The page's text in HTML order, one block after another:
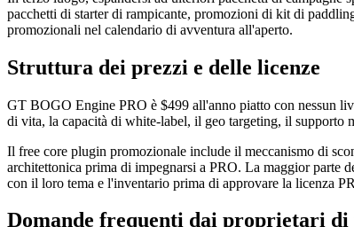
pacchetti di starter di rampicante, promozioni di kit di
promozionali nel calendario di avventura all'aperto.
Struttura dei prezzi e delle licenze
GT BOGO Engine PRO è $499 all'anno piatto con nessun
di vita, la capacità di white-label, il geo targeting, il
Il free core plugin promozionale include il meccanismo di
architettonica prima di impegnarsi a PRO. La maggior parte
con il loro tema e l'inventario prima di approvare la licenza
Domande frequenti dai proprietari